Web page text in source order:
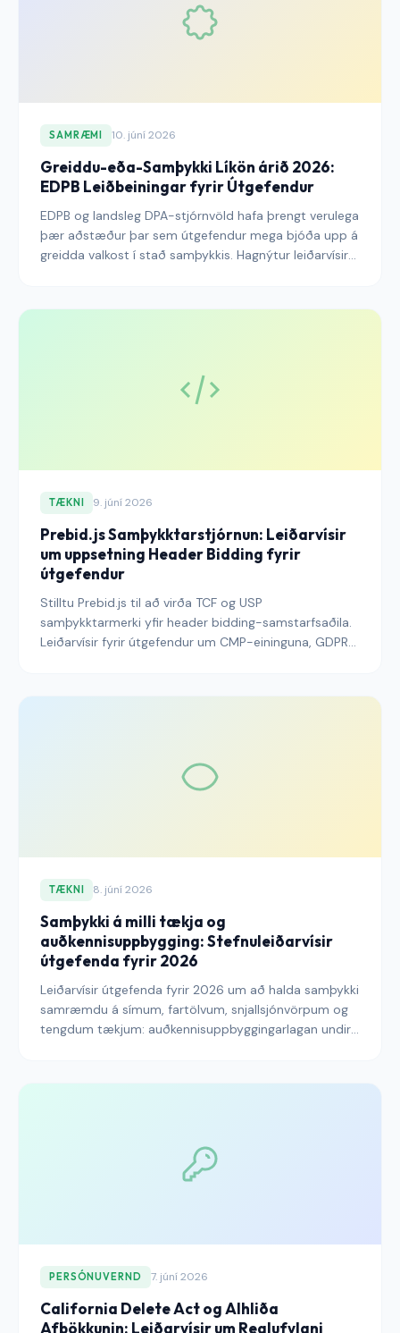
SAMRÆMI 10. júní 2026
Greiddu-eða-Samþykki Líkön árið 2026:
EDPB Leiðbeiningar fyrir Útgefendur
EDPB og landsleg DPA-stjórnvöld hafa þrengt verulega
þær aðstæður þar sem útgefendur mega bjóða upp á
greidda valkost í stað samþykkis. Hagnýtur leiðarvísir
TÆKNI 9. júní 2026
Prebid.js Samþykktarstjórnun: Leiðarvísir
um uppsetning Header Bidding fyrir
útgefendur
Stilltu Prebid.js til að virða TCF og USP
samþykktarmerki yfir header bidding-samstarfsaðila.
Leiðarvísir fyrir útgefendur um CMP-eininguna, GDPR-
TÆKNI 8. júní 2026
Samþykki á milli tækja og
auðkennisuppbygging: Stefnuleiðarvísir
útgefenda fyrir 2026
Leiðarvísir útgefenda fyrir 2026 um að halda samþykki
samræmdu á símum, fartölvum, snjallsjónvörpum og
tengdum tækjum: auðkennisuppbyggingarlagan undir,
samþykktarniðurstöðum til rétts notanda á öllum
PERSÓNUVERND 7. júní 2026
California Delete Act og Alhliða
Afþökkunin: Leiðarvísir um Reglufylgni